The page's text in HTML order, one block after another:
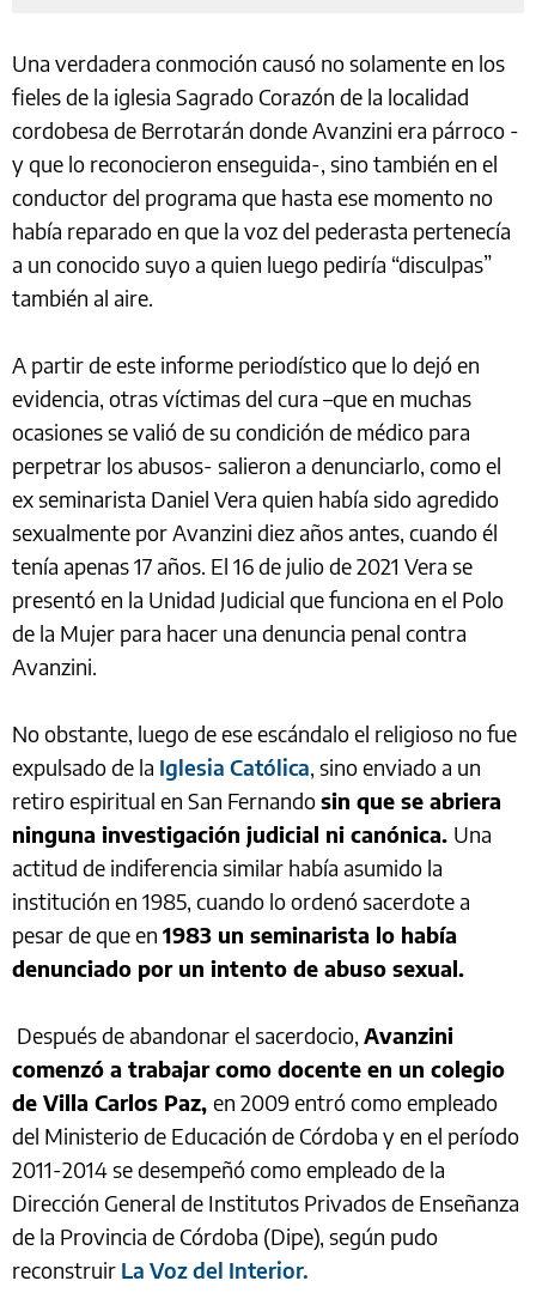
Una verdadera conmoción causó no solamente en los
fieles de la iglesia Sagrado Corazón de la localidad
cordobesa de Berrotarán donde Avanzini era párroco -
y que lo reconocieron enseguida-, sino también en el
conductor del programa que hasta ese momento no
había reparado en que la voz del pederasta pertenecía
a un conocido suyo a quien luego pediría “disculpas”
también al aire.
A partir de este informe periodístico que lo dejó en
evidencia, otras víctimas del cura –que en muchas
ocasiones se valió de su condición de médico para
perpetrar los abusos- salieron a denunciarlo, como el
ex seminarista Daniel Vera quien había sido agredido
sexualmente por Avanzini diez años antes, cuando él
tenía apenas 17 años. El 16 de julio de 2021 Vera se
presentó en la Unidad Judicial que funciona en el Polo
de la Mujer para hacer una denuncia penal contra
Avanzini.
No obstante, luego de ese escándalo el religioso no fue
expulsado de la Iglesia Católica, sino enviado a un
retiro espiritual en San Fernandosin que se abriera
ninguna investigación judicial ni canónica. Una
actitud de indiferencia similar había asumido la
institución en 1985, cuando lo ordenó sacerdote a
pesar de que en 1983 un seminarista lo había
denunciado por un intento de abuso sexual.
Después de abandonar el sacerdocio, Avanzini
comenzó a trabajar como docente en un colegio
de Villa Carlos Paz, en 2009 entró como empleado
del Ministerio de Educación de Córdoba y en el período
2011-2014 se desempeñó como empleado de la
Dirección General de Institutos Privados de Enseñanza
de la Provincia de Córdoba (Dipe), según pudo
reconstruir La Voz del Interior.